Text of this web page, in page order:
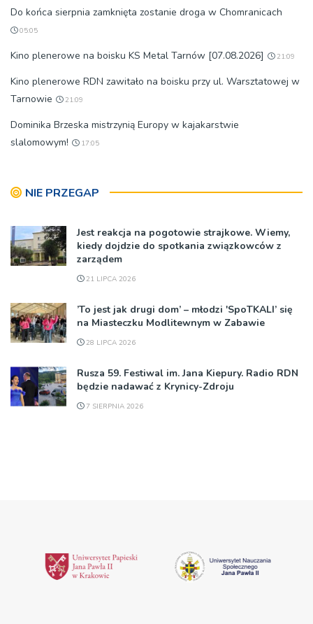
Do końca sierpnia zamknięta zostanie droga w Chomranicach
05:05
Kino plenerowe na boisku KS Metal Tarnów [07.08.2026] 21:09
Kino plenerowe RDN zawitało na boisku przy ul. Warsztatowej w
Tarnowie
21:09
Dominika Brzeska mistrzynią Europy w kajakarstwie
slalomowym!
17:05
NIE PRZEGAP
Jest reakcja na pogotowie strajkowe. Wiemy,
kiedy dojdzie do spotkania związkowców z
zarządem
21 LIPCA 2026
’To jest jak drugi dom’ – młodzi 'SpoTKALI’ się
na Miasteczku Modlitewnym w Zabawie
28 LIPCA 2026
Rusza 59. Festiwal im. Jana Kiepury. Radio RDN
będzie nadawać z Krynicy-Zdroju
7 SIERPNIA 2026